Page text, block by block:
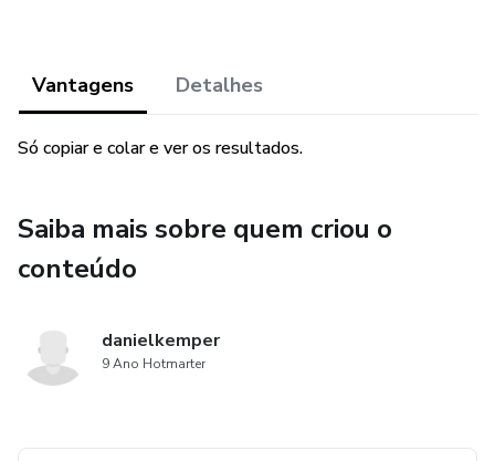
Vantagens Detalhes
Só copiar e colar e ver os resultados.
Saiba mais sobre quem criou o
conteúdo
danielkemper
9 Ano Hotmarter